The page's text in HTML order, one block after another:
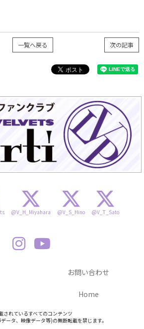
次の記事
一覧へ戻る
@V_H_Miyahara @V_S_Hino @V_T_Sato
お問い合わせ
Home
されているすべてのコンテンツ
ータ、映像データ等)の無断転載を禁じます。